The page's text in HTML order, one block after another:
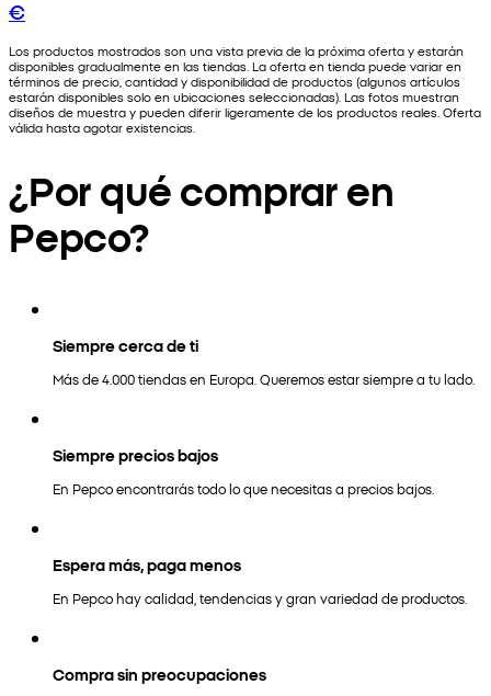
€
Los productos mostrados son una vista previa de la próxima oferta y estarán
disponibles gradualmente en las tiendas. La oferta en tienda puede variar en
términos de precio, cantidad y disponibilidad de productos (algunos artículos
estarán disponibles solo en ubicaciones seleccionadas). Las fotos muestran
diseños de muestra y pueden diferir ligeramente de los productos reales. Oferta
válida hasta agotar existencias.
¿Por qué comprar en
Pepco?
Siempre cerca de ti
Más de 4.000 tiendas en Europa. Queremos estar siempre a tu lado.
Siempre precios bajos
En Pepco encontrarás todo lo que necesitas a precios bajos.
Espera más, paga menos
En Pepco hay calidad, tendencias y gran variedad de productos.
Compra sin preocupaciones